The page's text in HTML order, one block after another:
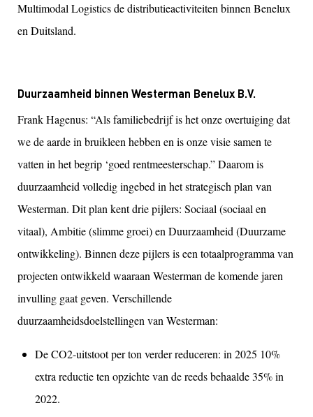
Multimodal Logistics de distributieactiviteiten binnen Benelux
en Duitsland.
Duurzaamheid binnen Westerman Benelux B.V.
Frank Hagenus: “Als familiebedrijf is het onze overtuiging dat
we de aarde in bruikleen hebben en is onze visie samen te
vatten in het begrip ‘goed rentmeesterschap.” Daarom is
duurzaamheid volledig ingebed in het strategisch plan van
Westerman. Dit plan kent drie pijlers: Sociaal (sociaal en
vitaal), Ambitie (slimme groei) en Duurzaamheid (Duurzame
ontwikkeling). Binnen deze pijlers is een totaalprogramma van
projecten ontwikkeld waaraan Westerman de komende jaren
invulling gaat geven. Verschillende
duurzaamheidsdoelstellingen van Westerman:
De CO2-uitstoot per ton verder reduceren: in 2025 10%
extra reductie ten opzichte van de reeds behaalde 35% in
2022.